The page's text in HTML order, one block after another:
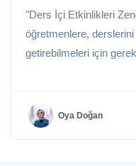
"Ders İçi Etkinlikleri
öğretmenlere,
getirebilmeleri için
Oya Doğan